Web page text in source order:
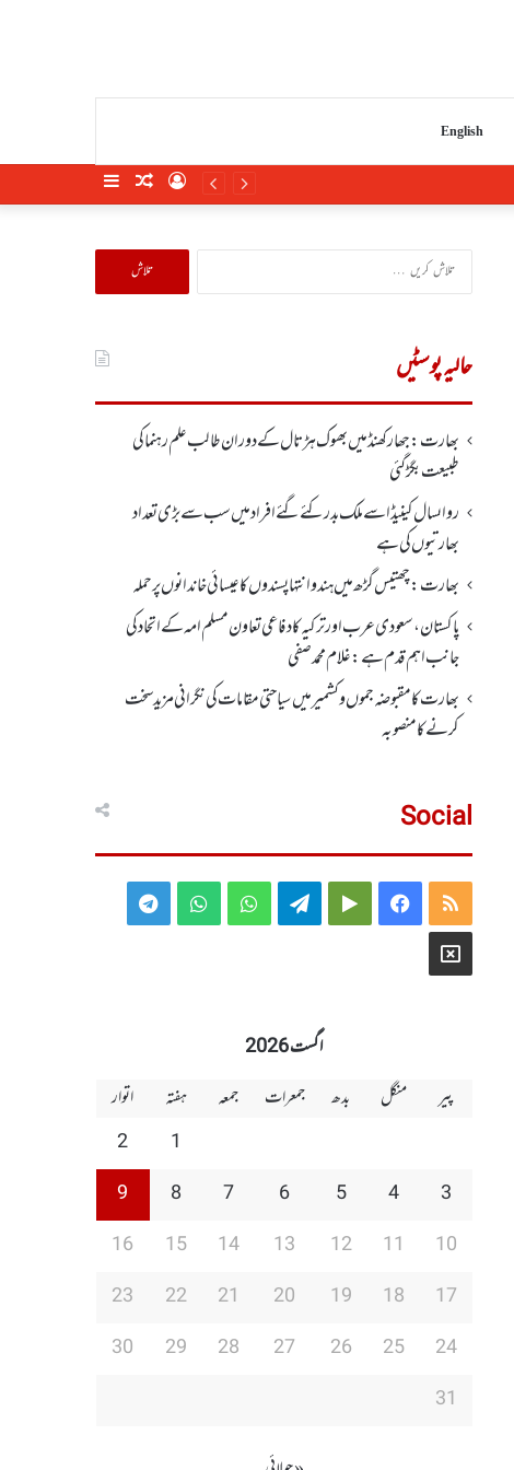
English
SidebarRandomLog
تلاش
کریں
حالیہ پوسٹیں
بھارت :جھارکھنڈمیں بھوک ہڑتال کے دوران طالب علم رہنما کی
طبیعت بگڑ گئی
رواںسال کینیڈا سے ملک بدر کئے گئے افراد میں سب سے بڑی تعداد
بھارتیوں کی ہے
بھارت :چھتیس گڑھ میں ہندو انتہاپسندوں کا عیسائی خاندانوں پر حملہ
پاکستان، سعودی عرب اور ترکیہ کا دفاعی تعاون مسلم امہ کے اتحاد کی
جانب اہم قدم ہے: غلام محمد صفی
بھارت کا مقبوضہ جموں وکشمیر میں سیاحتی مقامات کی نگرانی مزید سخت
کرنے کا منصوبہ
Social
RSS
Facebook
Google
Telegram
WhatsApp
WhatsApp
Telegram
X
اگست 2026
پیر
منگل بدھ جمعرات جمعہ ہفتہ
اتوار
1
2
3
4
5
6
7
8
9
10
11
12
13
14
15
16
17
18
19
20
21
22
23
24
25
26
27
28
29
30
31